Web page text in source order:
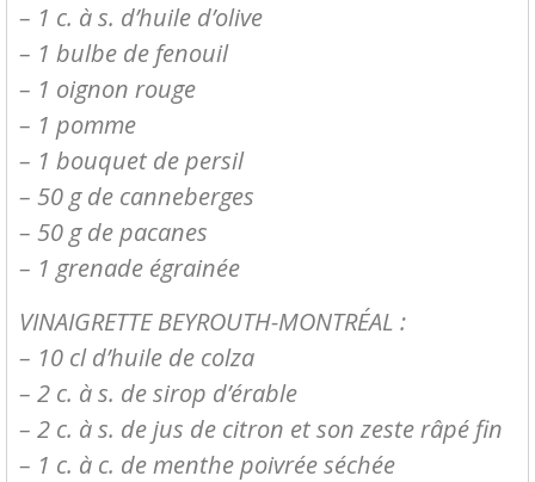
– 1 c. à s. d’huile d’olive
– 1 bulbe de fenouil
– 1 oignon rouge
– 1 pomme
– 1 bouquet de persil
– 50 g de canneberges
– 50 g de pacanes
– 1 grenade égrainée
VINAIGRETTE BEYROUTH-MONTRÉAL :
– 10 cl d’huile de colza
– 2 c. à s. de sirop d’érable
– 2 c. à s. de jus de citron et son zeste râpé fin
– 1 c. à c. de menthe poivrée séchée